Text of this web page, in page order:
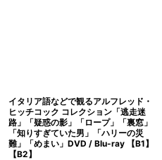
イタリア語などで観るアルフレッド・
ヒッチコック コレクション「逃走迷
路」「疑惑の影」「ロープ」「裏窓」
「知りすぎていた男」「ハリーの災
難」「めまい」DVD / Blu-ray 【B1】
【B2】